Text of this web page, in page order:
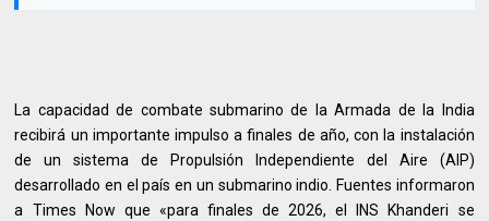
La capacidad de combate submarino de la Armada de la India
recibirá un importante impulso a finales de año, con la instalación
de un sistema de Propulsión Independiente del Aire (AIP)
desarrollado en el país en un submarino indio. Fuentes informaron
a Times Now que «para finales de 2026, el INS Khanderi se